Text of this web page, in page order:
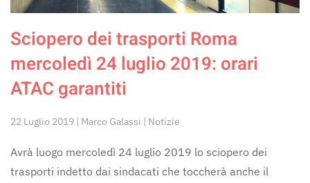
Sciopero dei trasporti Roma
mercoledì 24 luglio 2019: orari
ATAC garantiti
22 Luglio 2019 | Marco Galassi | Notizie
Avrà luogo mercoledì 24 luglio 2019 lo sciopero dei
trasporti indetto dai sindacati che toccherà anche il